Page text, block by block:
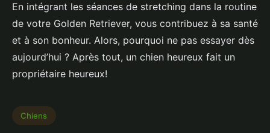
En intégrant les séances de stretching dans la routine
de votre Golden Retriever, vous contribuez à sa santé
et à son bonheur. Alors, pourquoi ne pas essayer dès
aujourd’hui ? Après tout, un chien heureux fait un
propriétaire heureux!
Chiens